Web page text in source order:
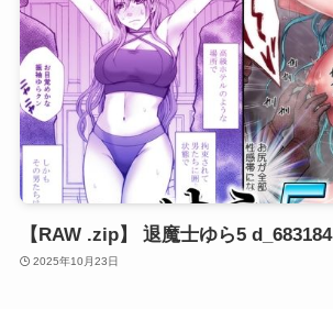
【RAW .zip】 退魔士ゆら5 d_683184
2025年10月23日